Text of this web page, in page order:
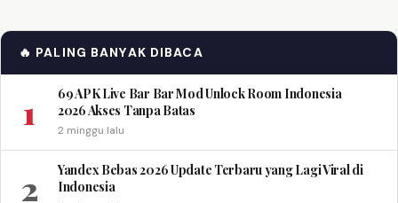
🔥 PALING BANYAK DIBACA
1
69 APK Live Bar Bar Mod Unlock Room Indonesia
2026 Akses Tanpa Batas
2 minggu lalu
2
Yandex Bebas 2026 Update Terbaru yang Lagi Viral di
Indonesia